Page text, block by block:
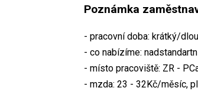
Poznámka
- pracovní doba: krátký/
- co nabízíme:
- místo pracoviště: ZR -
- mzda: 23 - 32Kč/měsíc,